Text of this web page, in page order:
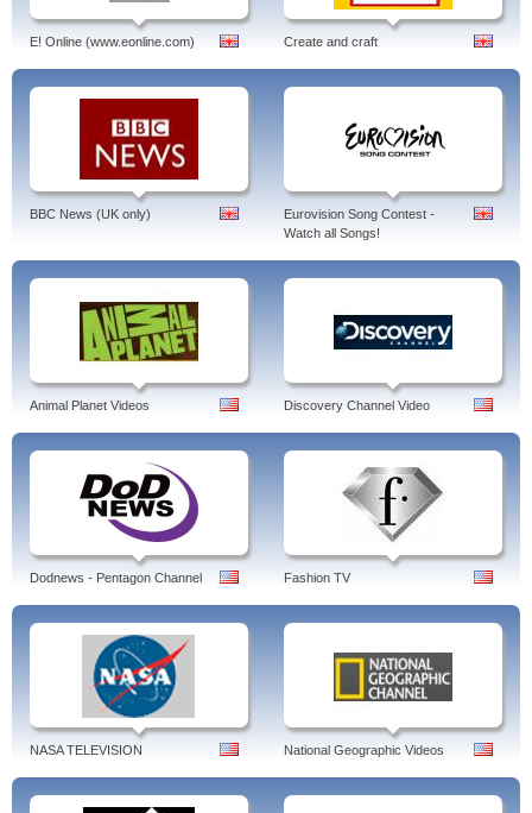
E! Online (www.eonline.com) Create and craft
BBC News (UK only)
Eurovision Song Contest -
Watch all Songs!
Animal Planet Videos Discovery Channel Video
Dodnews - Pentagon Channel Fashion TV
NASA TELEVISION National Geographic Videos